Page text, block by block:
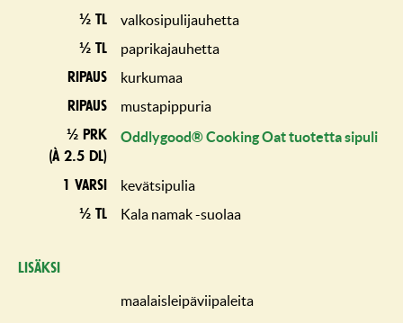
½ tl valkosipulijauhetta
½ tl paprikajauhetta
ripaus kurkumaa
ripaus mustapippuria
½ prk
(à 2.5 dl)
Oddlygood® Cooking Oat tuotetta sipuli
1 varsi kevätsipulia
½ tl Kala namak -suolaa
Lisäksi
maalaisleipäviipaleita